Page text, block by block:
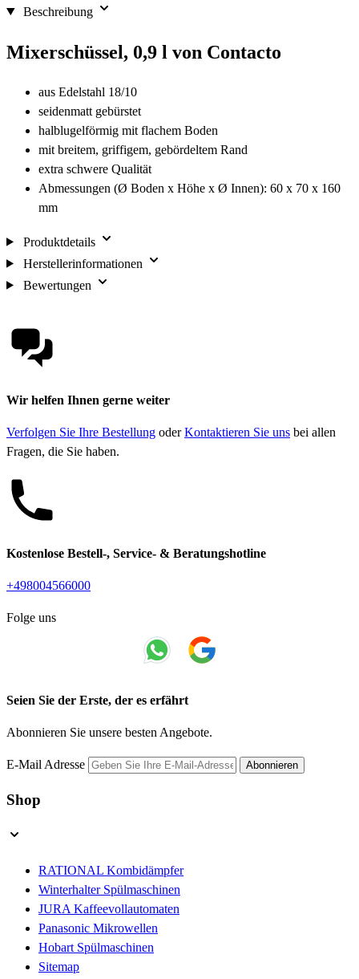
Beschreibung
Mixerschüssel, 0,9 l von Contacto
aus Edelstahl 18/10
seidenmatt gebürstet
halblugelförmig mit flachem Boden
mit breitem, griffigem, gebördeltem Rand
extra schwere Qualität
Abmessungen (Ø Boden x Höhe x Ø Innen): 60 x 70 x 160
mm
Produktdetails
Herstellerinformationen
Bewertungen
Wir helfen Ihnen gerne weiter
Verfolgen Sie Ihre Bestellung oderKontaktieren Sie uns bei allen
Fragen, die Sie haben.
Kostenlose Bestell-, Service- & Beratungshotline
+498004566000
Folge uns
Seien Sie der Erste, der es erfährt
Abonnieren Sie unsere besten Angebote.
E-Mail Adresse Abonnieren
Shop
RATIONAL Kombidämpfer
Winterhalter Spülmaschinen
JURA Kaffeevollautomaten
Panasonic Mikrowellen
Hobart Spülmaschinen
Sitemap